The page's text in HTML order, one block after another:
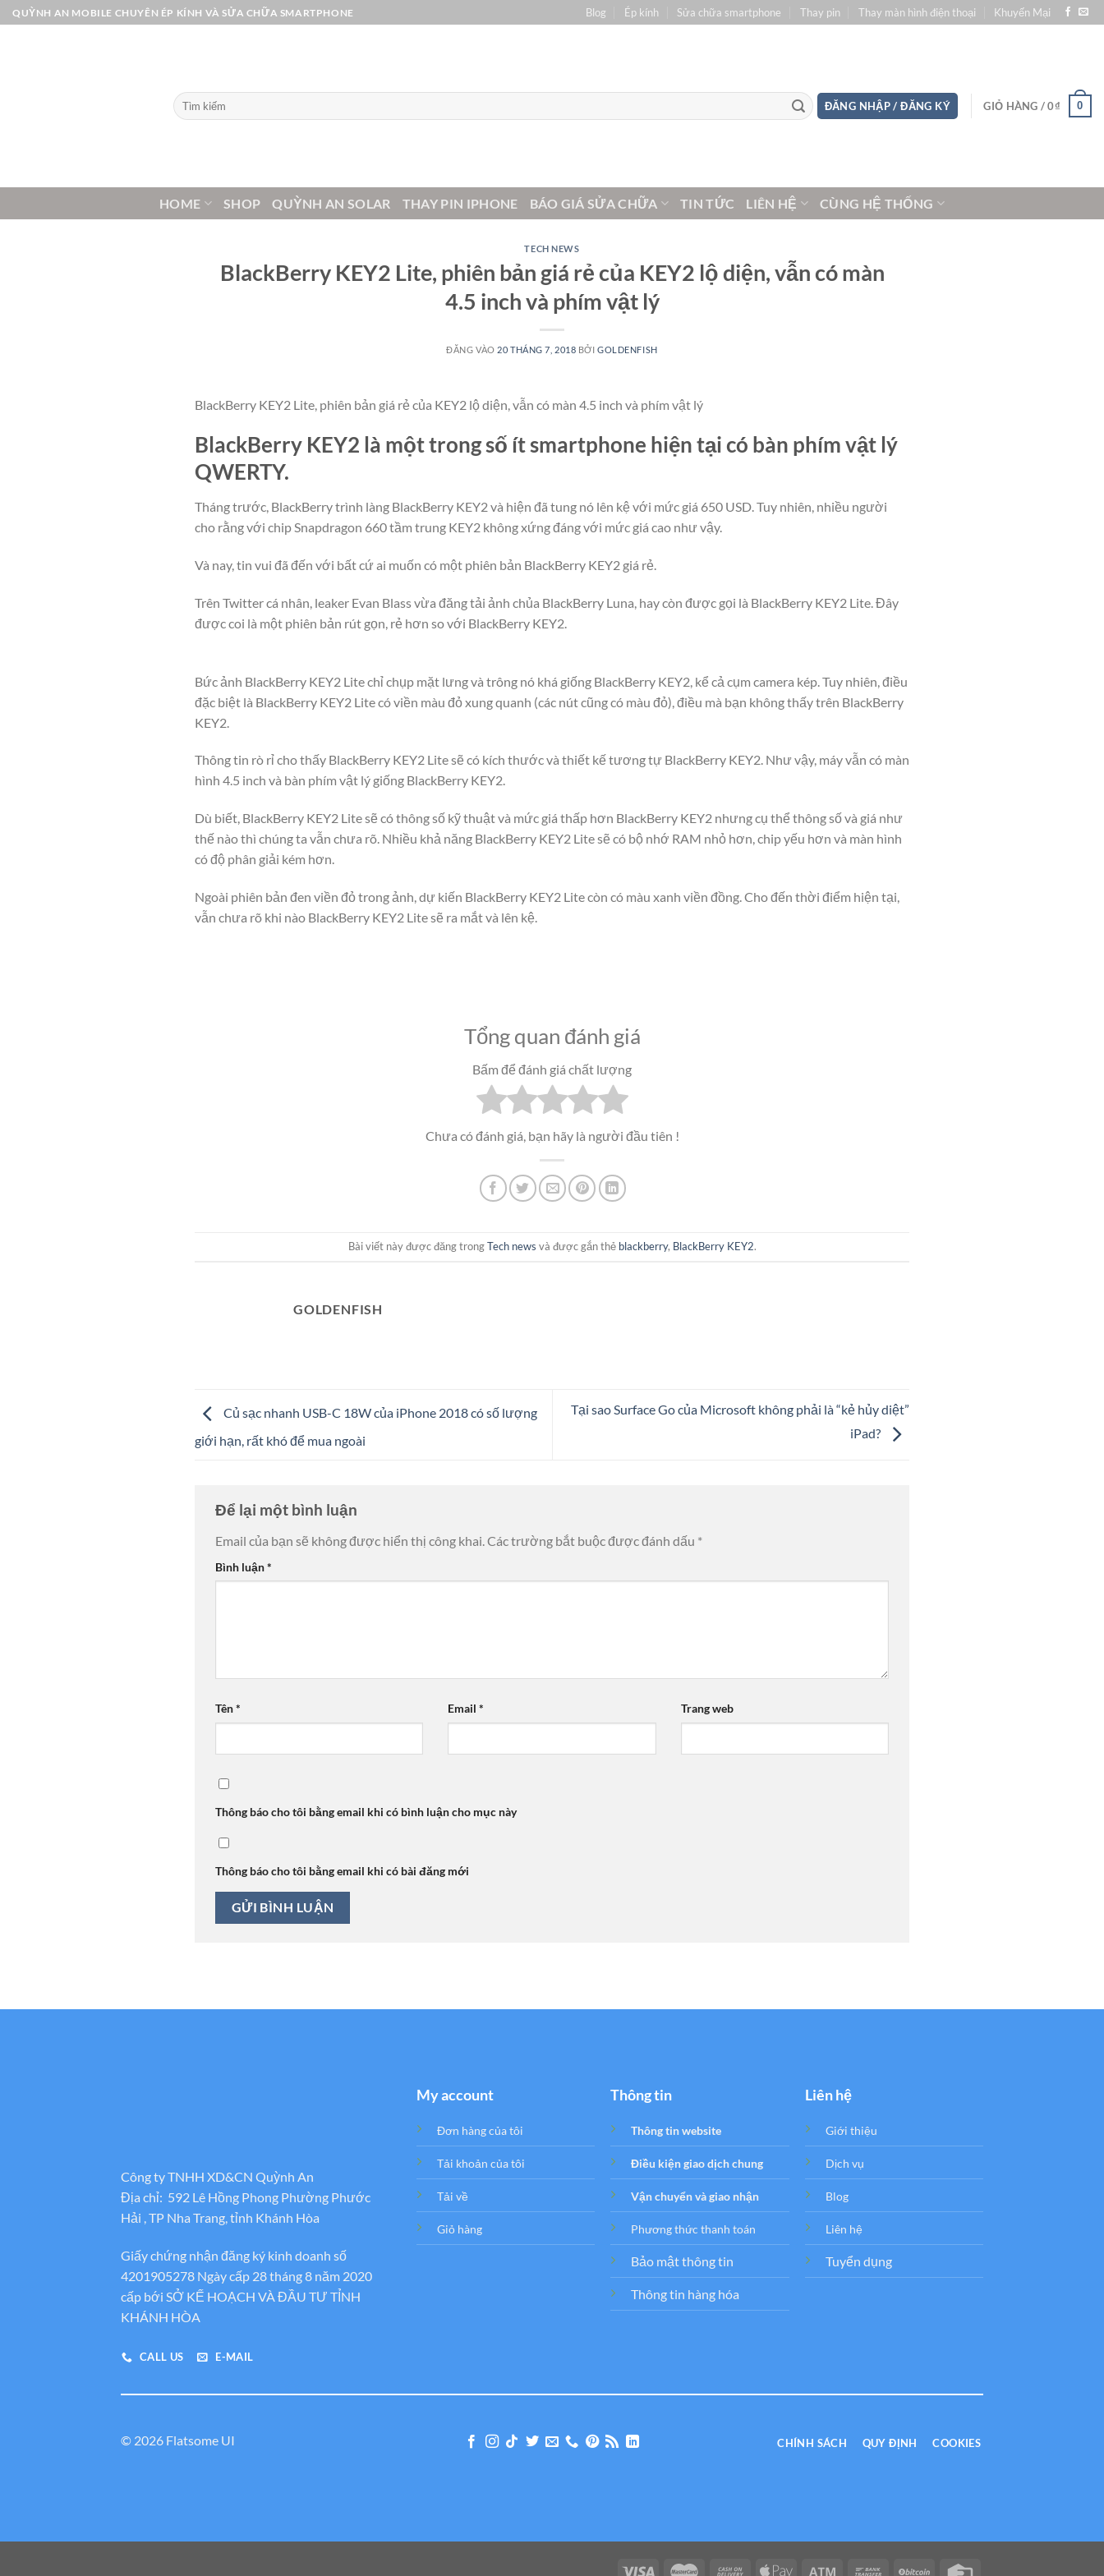
Bỏ
qua
QUỲNH AN MOBILE CHUYÊN ÉP KÍNH VÀ SỬA CHỮA SMARTPHONE Blog Ép kính Sửa chữa smartphone Thay pin Thay màn hình điện thoại Khuyến Mại
Tìm
kiếm:
ĐĂNG NHẬP / ĐĂNG KÝ GIỎ HÀNG /0₫ 0
HOME SHOP QUỲNH AN SOLAR THAY PIN IPHONE BÁO GIÁ SỬA CHỮA TIN TỨC LIÊN HỆ CÙNG HỆ THỐNG
TECH NEWS
BlackBerry KEY2 Lite, phiên bản giá rẻ của KEY2 lộ diện, vẫn có màn
4.5 inch và phím vật lý
ĐĂNG VÀO 20 THÁNG 7, 2018 BỞIGOLDENFISH
BlackBerry KEY2 Lite, phiên bản giá rẻ của KEY2 lộ diện, vẫn có màn 4.5 inch và phím vật lý
BlackBerry KEY2 là một trong số ít smartphone hiện tại có bàn phím vật lý
QWERTY.
Tháng trước, BlackBerry trình làng BlackBerry KEY2 và hiện đã tung nó lên kệ với mức giá 650 USD. Tuy nhiên, nhiều người
cho rằng với chip Snapdragon 660 tầm trung KEY2 không xứng đáng với mức giá cao như vậy.
Và nay, tin vui đã đến với bất cứ ai muốn có một phiên bản BlackBerry KEY2 giá rẻ.
Trên Twitter cá nhân, leaker Evan Blass vừa đăng tải ảnh chủa BlackBerry Luna, hay còn được gọi là BlackBerry KEY2 Lite. Đây
được coi là một phiên bản rút gọn, rẻ hơn so với BlackBerry KEY2.
Bức ảnh BlackBerry KEY2 Lite chỉ chụp mặt lưng và trông nó khá giống BlackBerry KEY2, kể cả cụm camera kép. Tuy nhiên, điều
đặc biệt là BlackBerry KEY2 Lite có viền màu đỏ xung quanh (các nút cũng có màu đỏ), điều mà bạn không thấy trên BlackBerry
KEY2.
Thông tin rò rỉ cho thấy BlackBerry KEY2 Lite sẽ có kích thước và thiết kế tương tự BlackBerry KEY2. Như vậy, máy vẫn có màn
hình 4.5 inch và bàn phím vật lý giống BlackBerry KEY2.
Dù biết, BlackBerry KEY2 Lite sẽ có thông số kỹ thuật và mức giá thấp hơn BlackBerry KEY2 nhưng cụ thể thông số và giá như
thế nào thì chúng ta vẫn chưa rõ. Nhiều khả năng BlackBerry KEY2 Lite sẽ có bộ nhớ RAM nhỏ hơn, chip yếu hơn và màn hình
có độ phân giải kém hơn.
Ngoài phiên bản đen viền đỏ trong ảnh, dự kiến BlackBerry KEY2 Lite còn có màu xanh viền đồng. Cho đến thời điểm hiện tại,
vẫn chưa rõ khi nào BlackBerry KEY2 Lite sẽ ra mắt và lên kệ.
Tổng quan đánh giá
Bấm để đánh giá chất lượng
Chưa có đánh giá, bạn hãy là người đầu tiên !
Bài viết này được đăng trongTech news và được gắn thẻ blackberry, BlackBerry KEY2.
GOLDENFISH
Củ sạc nhanh USB-C 18W của iPhone 2018 có số lượng
giới hạn, rất khó để mua ngoài
Tại sao Surface Go của Microsoft không phải là “kẻ hủy diệt”
iPad?
Để lại một bình luận
Email của bạn sẽ không được hiển thị công khai. Các trường bắt buộc được đánh dấu *
Bình luận*
Tên* Email* Trang web
Thông báo cho tôi bằng email khi có bình luận cho mục này
Thông báo cho tôi bằng email khi có bài đăng mới
Công ty TNHH XD&CN Quỳnh An
Địa chỉ: 592 Lê Hồng Phong Phường Phước
Hải , TP Nha Trang, tỉnh Khánh Hòa
Giấy chứng nhận đăng ký kinh doanh số
4201905278 Ngày cấp 28 tháng 8 năm 2020
cấp bới SỞ KẾ HOẠCH VÀ ĐẦU TƯ TỈNH
KHÁNH HÒA
CALL US E-MAIL
My account
Đơn hàng của tôi
Tải khoản của tôi
Tải về
Giỏ hàng
Thông tin
Thông tin website
Điều kiện giao dịch chung
Vận chuyển và giao nhận
Phương thức thanh toán
Bảo mật thông tin
Thông tin hàng hóa
Liên hệ
Giới thiệu
Dịch vụ
Blog
Liên hệ
Tuyển dụng
© 2026 Flatsome UI CHÍNH SÁCH QUY ĐỊNH COOKIES